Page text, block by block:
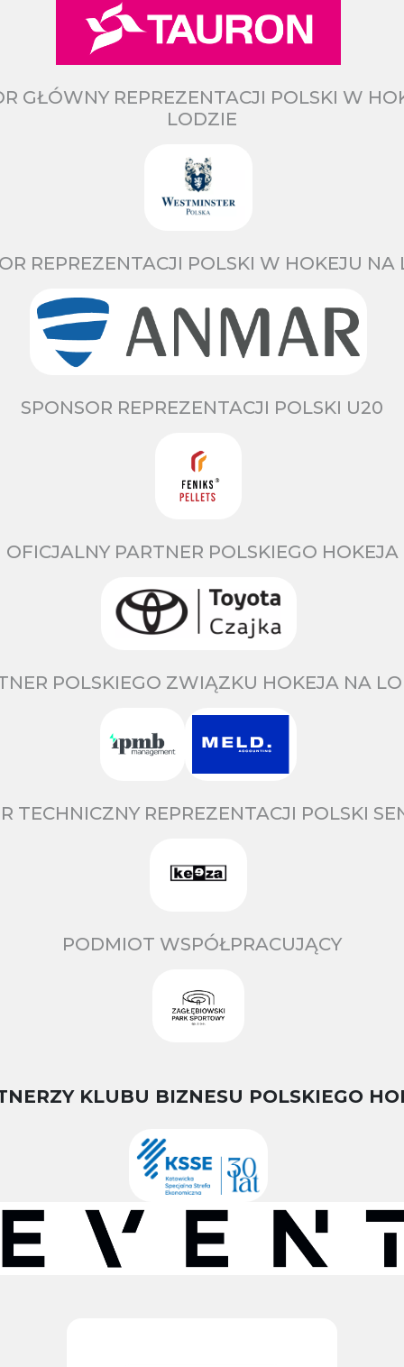
GŁÓWNY REPREZENTACJI POLSKI W
LODZIE
REPREZENTACJI POLSKI W HOKEJU NA
SPONSOR REPREZENTACJI POLSKI U20
OFICJALNY PARTNER POLSKIEGO HOKEJA
POLSKIEGO ZWIĄZKU HOKEJA NA
TECHNICZNY REPREZENTACJI POLSKI
PODMIOT WSPÓŁPRACUJĄCY
KLUBU BIZNESU POLSKIEGO